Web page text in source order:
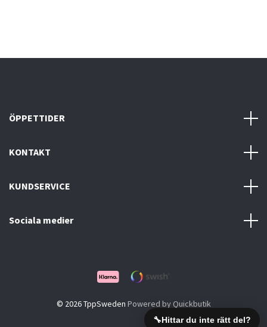
🔧Hittar du inte rätt del?
ÖPPETTIDER
KONTAKT
KUNDSERVICE
Sociala medier
© 2026 TppSweden Powered by Quickbutik